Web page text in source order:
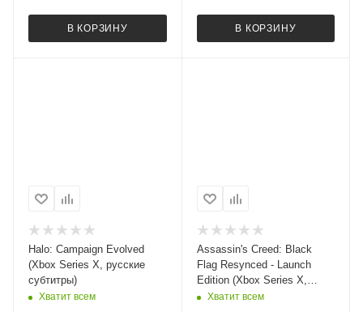
В КОРЗИНУ В КОРЗИНУ
Halo: Campaign Evolved
(Xbox Series X, русские
субтитры)
Хватит всем
Assassin's Creed: Black
Flag Resynced - Launch
Edition (Xbox Series X,
русские субтитры)
Хватит всем